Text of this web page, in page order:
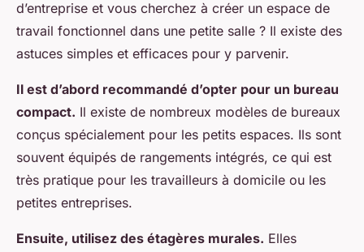
d’entreprise et vous cherchez à créer un espace de
travail fonctionnel dans une petite salle ? Il existe des
astuces simples et efficaces pour y parvenir.
Il est d’abord recommandé d’opter pour un bureau
compact. Il existe de nombreux modèles de bureaux
conçus spécialement pour les petits espaces. Ils sont
souvent équipés de rangements intégrés, ce qui est
très pratique pour les travailleurs à domicile ou les
petites entreprises.
Ensuite, utilisez des étagères murales. Elles